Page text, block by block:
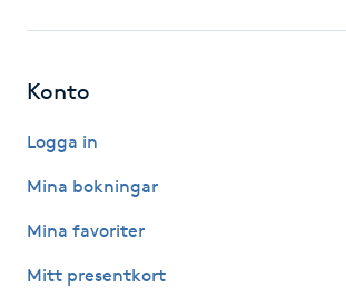
IPL
IPL hårborttagning
Konto
Logga in
Mina bokningar
Mina favoriter
Mitt presentkort